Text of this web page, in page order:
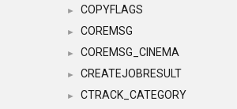
► COPYFLAGS
► COREMSG
► COREMSG_CINEMA
► CREATEJOBRESULT
► CTRACK_CATEGORY